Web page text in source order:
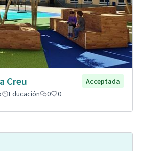
Creu
Acceptada
Educación 0 0